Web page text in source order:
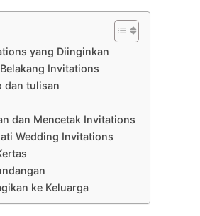
yang Diinginkan
Invitations
dan tulisan
dan Mencetak Invitations
Wedding Invitations
ke Keluarga